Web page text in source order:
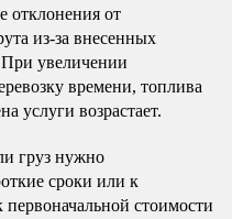
отклонения от
из-за внесенных
увеличении
времени, топлива
услуги возрастает.
груз нужно
сроки или к
первоначальной стоимости